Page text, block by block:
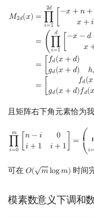
𝑀2𝑑(𝑥) =
2𝑑
∏
𝑖=1
−𝑥 +𝑛 +
𝑥 +𝑖
= (
𝑑
∏
𝑖=1
−𝑥 −𝑑
𝑥
= 𝑓𝑑(𝑥 +𝑑)
𝑔𝑑(𝑥 +𝑑) ℎ
=
𝑓𝑑(𝑥
𝑔𝑑(𝑥 +𝑑)𝑓𝑑(𝑥
=12 d[−x+ n+ 1−i0
且矩阵右下角元素恰为
𝑚
∏
𝑖=0
𝑛 −𝑖
0
𝑖 + 1 𝑖 + 1 = ⎛⎜ ⎜
⎝𝑖=
∏i= 0m −i 1i+ ] =
可在 𝑂(
√
𝑚log𝑚)
O(mlogm) 时间
模素数意义下调和